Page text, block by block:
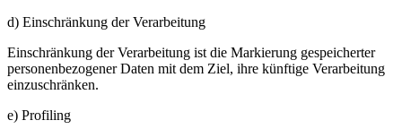
d) Einschränkung der Verarbeitung
Einschränkung der Verarbeitung ist die Markierung gespeicherter
personenbezogener Daten mit dem Ziel, ihre künftige Verarbeitung
einzuschränken.
e) Profiling